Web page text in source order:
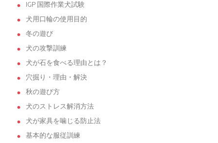
IGP 国際作業犬試験
犬用口輪の使用目的
冬の遊び
犬の攻撃訓練
犬が石を食べる理由とは？
穴掘り・理由・解決
秋の遊び方
犬のストレス解消方法
犬が家具を噛じる防止法
基本的な服従訓練